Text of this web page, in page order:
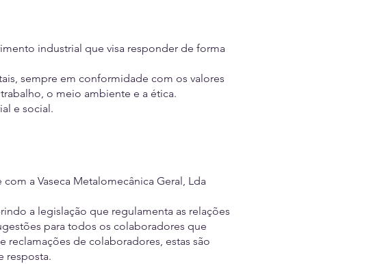
industrial que visa responder de forma
sempre em conformidade com os valores
o meio ambiente e a ética.
e social.
a Vaseca Metalomecânica Geral, Lda
a legislação que regulamenta as relações
para todos os colaboradores que
de colaboradores, estas são
resposta.